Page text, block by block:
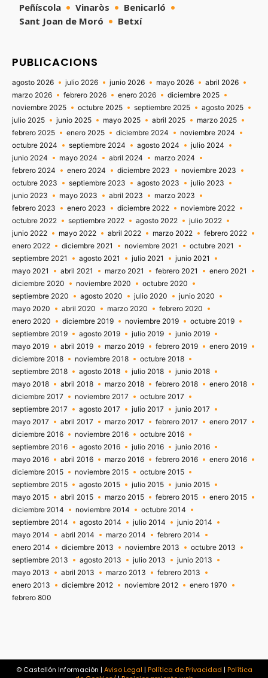
Peñíscola
Vinaròs
Benicarló
Sant Joan de Moró
Betxí
PUBLICACIONS
agosto 2026 julio 2026 junio 2026 mayo 2026
abril 2026
marzo 2026
febrero 2026 enero 2026
diciembre 2025
noviembre 2025
octubre 2025 septiembre 2025
agosto 2025
julio 2025
junio 2025 mayo 2025 abril 2025
marzo 2025
febrero 2025
enero 2025 diciembre 2024
noviembre 2024
octubre 2024
septiembre 2024 agosto 2024
julio 2024
junio 2024
mayo 2024 abril 2024
marzo 2024
febrero 2024
enero 2024 diciembre 2023
noviembre 2023
octubre 2023
septiembre 2023 agosto 2023
julio 2023
junio 2023
mayo 2023 abril 2023
marzo 2023
febrero 2023
enero 2023 diciembre 2022
noviembre 2022
octubre 2022
septiembre 2022 agosto 2022
julio 2022
junio 2022
mayo 2022 abril 2022 marzo 2022
febrero 2022
enero 2022
diciembre 2021 noviembre 2021
octubre 2021
septiembre 2021
agosto 2021 julio 2021
junio 2021
mayo 2021
abril 2021 marzo 2021 febrero 2021
enero 2021
diciembre 2020
noviembre 2020
octubre 2020
septiembre 2020
agosto 2020 julio 2020
junio 2020
mayo 2020
abril 2020 marzo 2020
febrero 2020
enero 2020
diciembre 2019 noviembre 2019
octubre 2019
septiembre 2019
agosto 2019 julio 2019
junio 2019
mayo 2019
abril 2019 marzo 2019 febrero 2019
enero 2019
diciembre 2018
noviembre 2018
octubre 2018
septiembre 2018
agosto 2018 julio 2018
junio 2018
mayo 2018
abril 2018 marzo 2018 febrero 2018
enero 2018
diciembre 2017
noviembre 2017
octubre 2017
septiembre 2017
agosto 2017 julio 2017
junio 2017
mayo 2017
abril 2017 marzo 2017 febrero 2017
enero 2017
diciembre 2016
noviembre 2016
octubre 2016
septiembre 2016
agosto 2016 julio 2016
junio 2016
mayo 2016
abril 2016 marzo 2016 febrero 2016
enero 2016
diciembre 2015
noviembre 2015
octubre 2015
septiembre 2015
agosto 2015 julio 2015
junio 2015
mayo 2015
abril 2015 marzo 2015 febrero 2015
enero 2015
diciembre 2014
noviembre 2014
octubre 2014
septiembre 2014
agosto 2014 julio 2014
junio 2014
mayo 2014
abril 2014 marzo 2014
febrero 2014
enero 2014
diciembre 2013 noviembre 2013
octubre 2013
septiembre 2013
agosto 2013 julio 2013
junio 2013
mayo 2013
abril 2013 marzo 2013
febrero 2013
enero 2013
diciembre 2012 noviembre 2012
enero 1970
febrero 800
© Castellón Información | Aviso Legal | Política de Privacidad | Política